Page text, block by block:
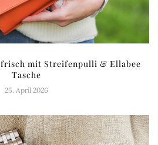
mit Streifenpulli & Ellabee
Tasche
25. April 2026